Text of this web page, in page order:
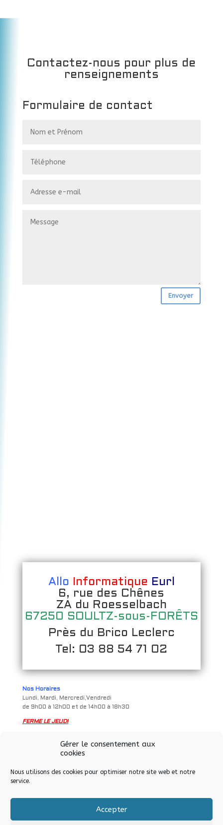
Gérer le consentement aux
cookies
Nous utilisons des cookies pour optimiser notre site web et notre
service.
Accepter
Contactez-nous pour plus de
renseignements
Formulaire de contact
Envoyer
Allo Informatique Eurl
6, rue des Chênes
ZA du Roesselbach
67250 SOULTZ-sous-FORÊTS
Près du Brico Leclerc
Tel: 03 88 54 71 02
Nos Horaires
Lundi, Mardi, Mercredi,Vendredi
de 9h00 à 12h00 et de 14h00 à 18h30
FERME LE JEUDI
de 9h à 12h00 et de 14h00 à 17h00
Tous droits réservés © Allo Informatique eurl – Soultz-sous-